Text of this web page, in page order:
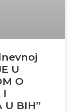
U
O
I
U BIH”